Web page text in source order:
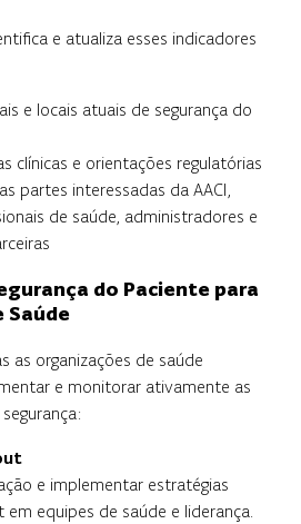
e atualiza esses indicadores
e locais atuais de segurança do
clínicas e orientações regulatórias
partes interessadas da AACI,
de saúde, administradores e
do Paciente para
Saúde
as organizações de saúde
e monitorar ativamente as
e implementar estratégias
equipes de saúde e liderança.